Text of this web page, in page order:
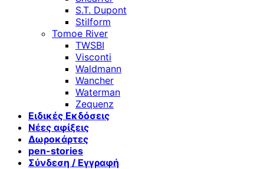
S.T. Dupont
Stilform
Tomoe River
TWSBI
Visconti
Waldmann
Wancher
Waterman
Zequenz
Ειδικές Εκδόσεις
Νέες αφίξεις
Δωροκάρτες
pen-stories
Σύνδεση / Εγγραφή